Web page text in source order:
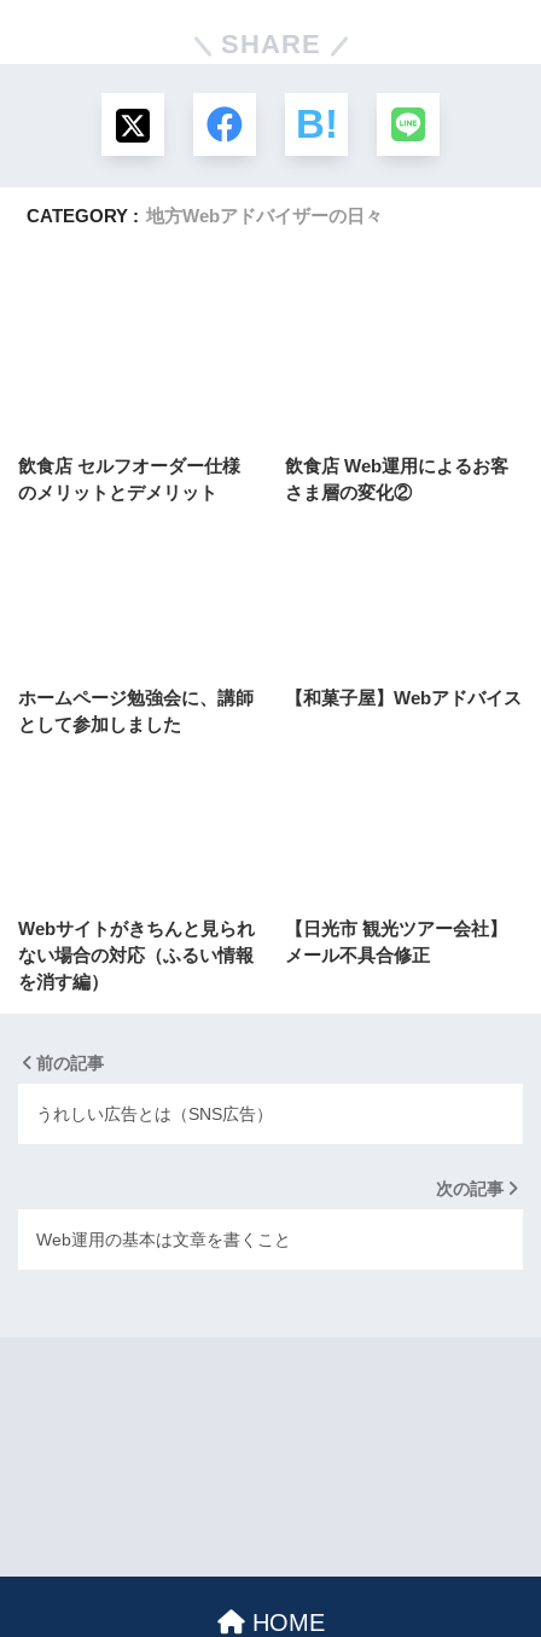
SHARE
CATEGORY : 地方Webアドバイザーの日々
飲食店 セルフオーダー仕様
のメリットとデメリット
飲食店 Web運用によるお客
さま層の変化②
ホームページ勉強会に、講師
として参加しました
【和菓子屋】Webアドバイス
Webサイトがきちんと見られ
ない場合の対応（ふるい情報
を消す編）
【日光市 観光ツアー会社】
メール不具合修正
前の記事
うれしい広告とは（SNS広告）
次の記事
Web運用の基本は文章を書くこと
HOME